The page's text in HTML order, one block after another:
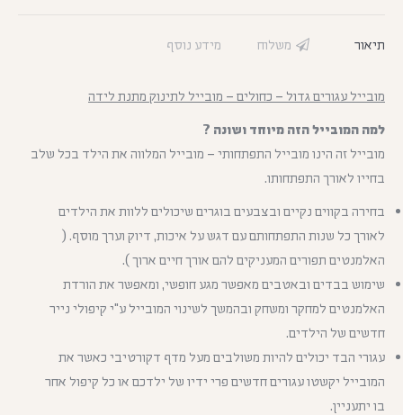
תיאור משלוח מידע נוסף
מובייל עגורים גדול – כחולים – מובייל לתינוק מתנת לידה
למה המובייל הזה מיוחד ושונה ?
מובייל זה הינו מובייל התפתחותי – מובייל המלווה את הילד בכל שלב
בחייו לאורך התפתחותו.
בחירה בקווים נקיים ובצבעים בוגרים שיכולים ללוות את הילדים
לאורך כל שנות התפתחותם עם דגש על איכות, דיוק וערך מוסף. (
האלמנטים תפורים המעניקים להם אורך חיים ארוך ).
שימוש בבדים ובאטבים מאפשר מגע חופשי, ומאפשר את הורדת
האלמנטים למחקר ומשחק ובהמשך לשינוי המובייל ע"י קיפולי נייר
חדשים של הילדים.
עגורי הבד יכולים להיות משולבים מעל מדף דקורטיבי כאשר את
המובייל יקשטו עגורים חדשים פרי ידיו של ילדכם או כל קיפול אחר
בו יתעניין.